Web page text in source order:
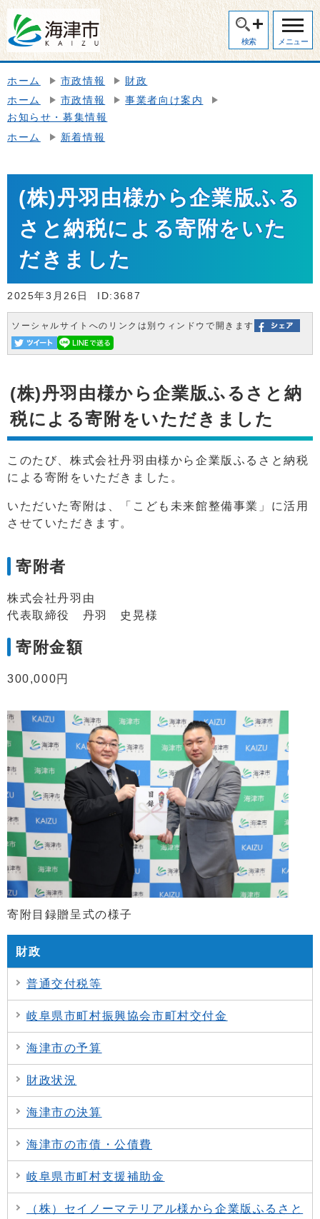
検索 メニュー
ホーム 市政情報
財政
ホーム
市政情報
事業者向け案内
お知らせ・募集情報
ホーム
新着情報
(株)丹羽由様から企業版ふる
さと納税による寄附をいた
だきました
2025年3月26日 ID:3687
ソーシャルサイトへのリンクは別ウィンドウで開きます
(株)丹羽由様から企業版ふるさと納
税による寄附をいただきました
このたび、株式会社丹羽由様から企業版ふるさと納税
による寄附をいただきました。
いただいた寄附は、「こども未来館整備事業」に活用
させていただきます。
寄附者
株式会社丹羽由
代表取締役 丹羽 史晃様
寄附金額
300,000円
寄附目録贈呈式の様子
財政
普通交付税等
岐阜県市町村振興協会市町村交付金
海津市の予算
財政状況
海津市の決算
海津市の市債・公債費
岐阜県市町村支援補助金
（株）セイノーマテリアル様から企業版ふるさと